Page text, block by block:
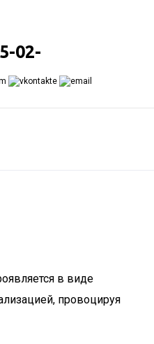
02-
в виде
провоцируя